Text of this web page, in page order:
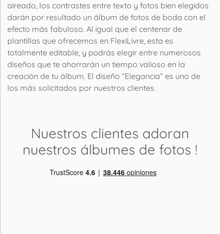
aireado, los contrastes entre texto y fotos bien elegidos
darán por resultado un álbum de fotos de boda con el
efecto más fabuloso. Al igual que el centenar de
plantillas que ofrecemos en FlexiLivre, esta es
totalmente editable, y podrás elegir entre numerosos
diseños que te ahorrarán un tiempo valioso en la
creación de tu álbum. El diseño “Elegancia” es uno de
los más solicitados por nuestros clientes.
Nuestros clientes adoran
nuestros álbumes de fotos !